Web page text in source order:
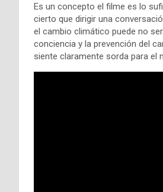
Es un concepto el filme es lo
cierto que dirigir una
el cambio climático puede no
conciencia y la prevención del
siente claramente sorda para el